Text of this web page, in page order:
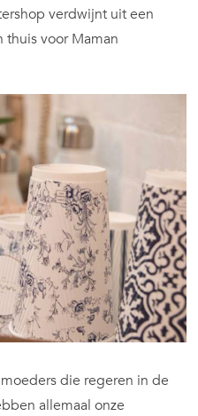
verdwijnt uit een
voor Maman
die regeren in de
allemaal onze